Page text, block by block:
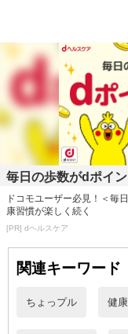
成分「スルフォラファ
プラウトまでIN‼
元気に飲みたい人の成
の爆弾サプリです。
・賞味期限：出荷から
・原産国（最終加工地
・原材料/材質/素材：肝
エキス、しじみ濃縮末
ウダー（ブロッコリー
ース、ステアリン酸カ
・お召し上がり方：1
毎日の歩数がdポイン
ドコモユーザー必見！＜毎
康習慣が楽しく続く
[PR] dヘルスケア
関連キーワード
ちょっプル 健